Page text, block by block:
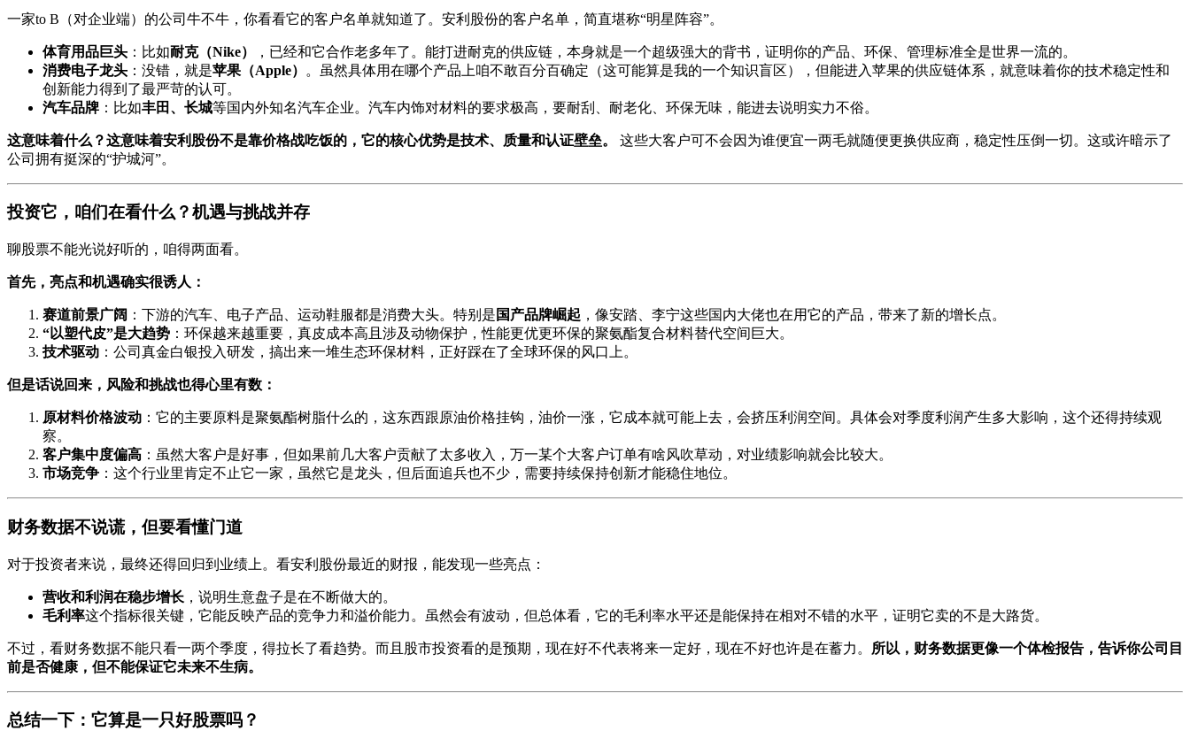
一家to B（对企业端）的公司牛不牛，你看看它的客户名单就知道了。安利股份的客户名单，简直堪称“明星阵容”。
体育用品巨头 ：比如耐克（Nike）
，已经和它合作老多年了。能打进耐克的供应链，本身就是一个超级强大的背书，证明你的产品、环保、管理标准全是世界一流的。
消费电子龙头 ：没错，就是苹果（Apple）
。虽然具体用在哪个产品上咱不敢百分百确定（这可能算是我的一个知识盲区），但能进入苹果的供应链体系，就意味着你的技术稳定性和
创新能力得到了最严苛的认可。
汽车品牌 ：比如丰田、长城等国内外知名汽车企业。汽车内饰对材料的要求极高，要耐刮、耐老化、环保无味，能进去说明实力不俗。
这意味着什么？这意味着安利股份不是靠价格战吃饭的，它的核心优势是技术、质量和认证壁垒。
这些大客户可不会因为谁便宜一两毛就随便更换供应商，稳定性压倒一切。这或许暗示了
公司拥有挺深的“护城河”。
投资它，咱们在看什么？机遇与挑战并存
聊股票不能光说好听的，咱得两面看。
首先，亮点和机遇确实很诱人：
赛道前景广阔 ：下游的汽车、电子产品、运动鞋服都是消费大头。特别是 国产品牌崛起 ，像安踏、李宁这些国内大佬也在用它的产品，带来了新的增长点。
“以塑代皮”是大趋势 ：环保越来越重要，真皮成本高且涉及动物保护，性能更优更环保的聚氨酯复合材料替代空间巨大。
技术驱动 ：公司真金白银投入研发，搞出来一堆生态环保材料，正好踩在了全球环保的风口上。
但是话说回来，风险和挑战也得心里有数：
原材料价格波动 ：它的主要原料是聚氨酯树脂什么的，这东西跟原油价格挂钩，油价一涨，它成本就可能上去，会挤压利润空间。具体会对季度利润产生多大影响，这个还得持续观
察。
客户集中度偏高 ：虽然大客户是好事，但如果前几大客户贡献了太多收入，万一某个大客户订单有啥风吹草动，对业绩影响就会比较大。
市场竞争 ：这个行业里肯定不止它一家，虽然它是龙头，但后面追兵也不少，需要持续保持创新才能稳住地位。
财务数据不说谎，但要看懂门道
对于投资者来说，最终还得回归到业绩上。看安利股份最近的财报，能发现一些亮点：
营收和利润在稳步增长 ，说明生意盘子是在不断做大的。
毛利率这个指标很关键，它能反映产品的竞争力和溢价能力。虽然会有波动，但总体看，它的毛利率水平还是能保持在相对不错的水平，证明它卖的不是大路货。
不过，看财务数据不能只看一两个季度，得拉长了看趋势。而且股市投资看的是预期，现在好不代表将来一定好，现在不好也许是在蓄力。 所以，财务数据更像一个体检报告，告诉你公司目
前是否健康，但不能保证它未来不生病。
总结一下：它算是一只好股票吗？